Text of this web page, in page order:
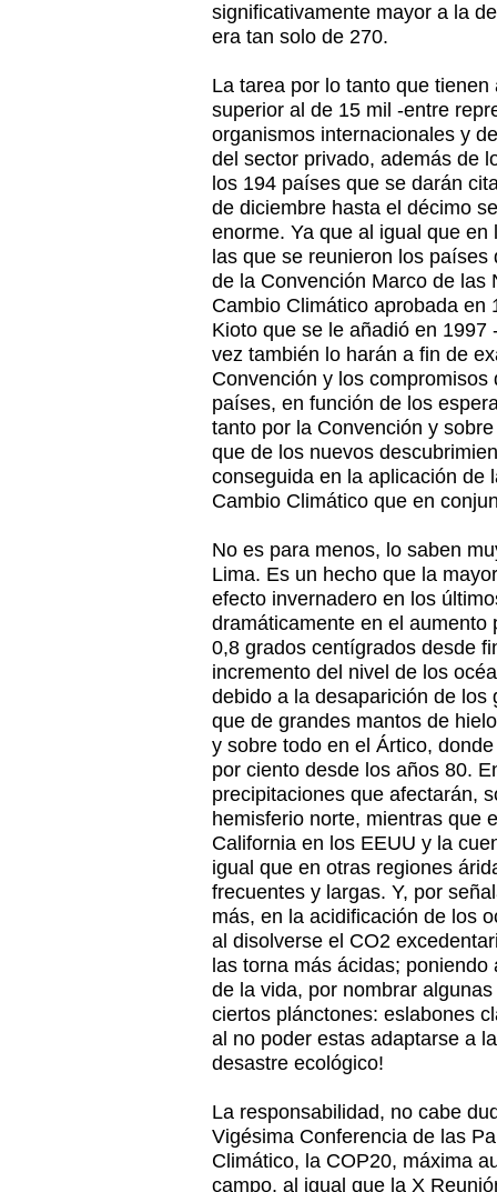
significativamente mayor a la
era tan solo de 270.
La tarea por lo tanto que
superior al de 15 mil -entre
organismos internacionales y
del sector privado, además de
los 194 países que se darán
de diciembre hasta el décimo
enorme. Ya que al igual que
las que se reunieron los
de la Convención Marco de las
Cambio Climático aprobada en
Kioto que se le añadió en
vez también lo harán a fin de
Convención y los
países, en función de los
tanto por la Convención y
que de los nuevos
conseguida en la aplicación de
Cambio Climático que en
No es para menos, lo saben
Lima. Es un hecho que la
efecto invernadero en los
dramáticamente en el
0,8 grados centígrados desde
incremento del nivel de los
debido a la desaparición de los
que de grandes mantos de
y sobre todo en el Ártico,
por ciento desde los años 80.
precipitaciones que afectarán,
hemisferio norte, mientras que
California en los EEUU y la
igual que en otras regiones
frecuentes y largas. Y, por
más, en la acidificación de los
al disolverse el CO2
las torna más ácidas;
de la vida, por nombrar
ciertos plánctones: eslabones
al no poder estas adaptarse a
desastre ecológico!
La responsabilidad, no cabe
Vigésima Conferencia de las
Climático, la COP20, máxima
campo, al igual que la X